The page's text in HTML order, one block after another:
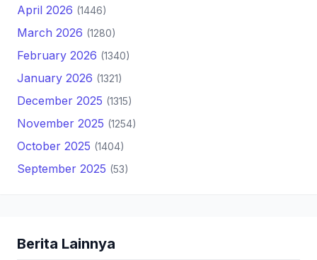
April 2026 (1446)
March 2026 (1280)
February 2026 (1340)
January 2026 (1321)
December 2025 (1315)
November 2025 (1254)
October 2025 (1404)
September 2025 (53)
Berita Lainnya